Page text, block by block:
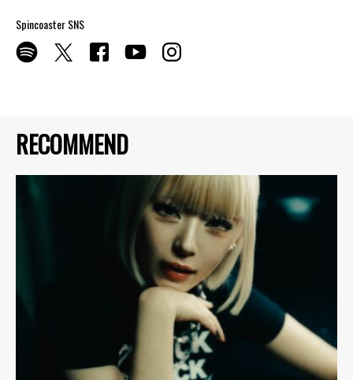
RECOMMEND
Spincoaster SNS